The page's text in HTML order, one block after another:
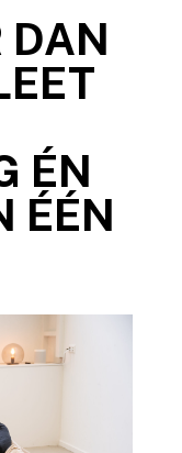
DAN
ÉN
ÉÉN